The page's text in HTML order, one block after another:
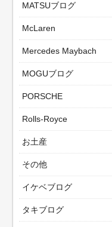
MATSUブログ
McLaren
Mercedes Maybach
MOGUブログ
PORSCHE
Rolls-Royce
お土産
その他
イケベブログ
タキブログ